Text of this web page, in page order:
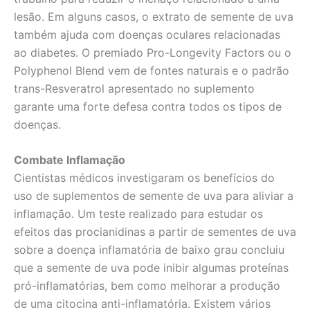
lesão. Em alguns casos, o extrato de semente de uva
também ajuda com doenças oculares relacionadas
ao diabetes. O premiado Pro-Longevity Factors ou o
Polyphenol Blend vem de fontes naturais e o padrão
trans-Resveratrol apresentado no suplemento
garante uma forte defesa contra todos os tipos de
doenças.
Combate Inflamação
Cientistas médicos investigaram os benefícios do
uso de suplementos de semente de uva para aliviar a
inflamação. Um teste realizado para estudar os
efeitos das procianidinas a partir de sementes de uva
sobre a doença inflamatória de baixo grau concluiu
que a semente de uva pode inibir algumas proteínas
pró-inflamatórias, bem como melhorar a produção
de uma citocina anti-inflamatória. Existem vários